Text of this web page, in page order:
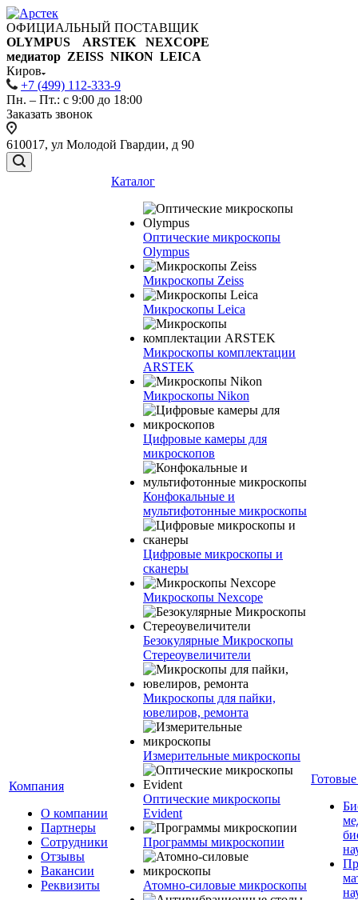
ОФИЦИАЛЬНЫЙ ПОСТАВЩИК
OLYMPUS ARSTEK NEXCOPE
медиатор ZEISS NIKON LEICA
Киров
+7 (499) 112-333-9
Пн. – Пт.: с 9:00 до 18:00
Заказать звонок
610017, ул Молодой Гвардии, д 90
Компания
О компании
Партнеры
Сотрудники
Отзывы
Вакансии
Реквизиты
Каталог
Оптические микроскопы
Olympus
Микроскопы Zeiss
Микроскопы Leica
Микроскопы комплектации
ARSTEK
Микроскопы Nikon
Цифровые камеры для
микроскопов
Конфокальные и
мультифотонные микроскопы
Цифровые микроскопы и
сканеры
Микроскопы Nexcope
Безокулярные Микроскопы
Стереоувеличители
Микроскопы для пайки,
ювелиров, ремонта
Измерительные микроскопы
Оптические микроскопы
Evident
Программы микроскопии
Атомно-силовые микроскопы